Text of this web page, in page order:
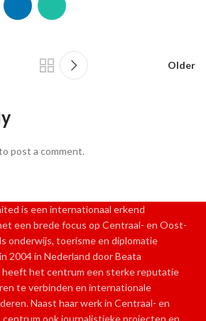
Older
post a comment.
is een internationaal erkend
een brede focus op Centraal- en Oost-
onderwijs, toerisme en diplomatie
2004 in Nederland door Beata
heeft het centrum een sterke reputatie
te verbinden en internationale
Naast haar werk in Centraal- en